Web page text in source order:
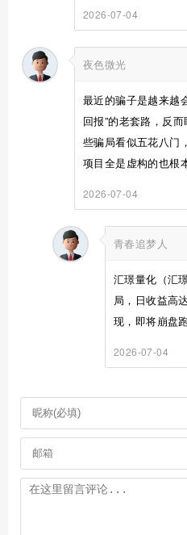
2026-07-04
夜色微光
最近的骗子是越来越
回报”的老套路，反
些骗局看似五花八门
项目全是虚构的也根
2026-07-04
青春追梦人
汇璟量化（汇
局，日收益高
现，即将崩盘
2026-07-04